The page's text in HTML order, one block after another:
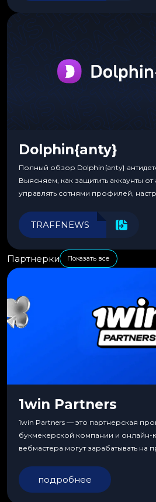
Dolphin{anty}
Полный обзор Dolphin{anty}
Выясняем, как защитить аккаунты
управлять сотнями профилей,
эффективности.
TRAFFNEWS
Партнерки Показать все
1win Partners
1win Partners — это партнерская
букмекерской компании и онлайн-
вебмастера могут зарабатывать на
подробнее